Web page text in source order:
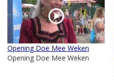
Opening Doe Mee Weken
Opening Doe Mee Weken